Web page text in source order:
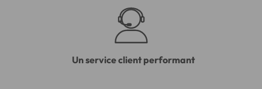
Un service client performant